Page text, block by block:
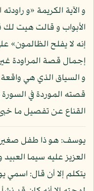
و الآية الكريمة «و
الأبواب و قالت هيت لك
إنه لا يفلح الظالمون»
إجمال قصة المراودة غير
و السياق الذي هي
قصته الموردة في
القناع عن تفصيل ما
يوسف: هو ذا طفل صغير
العزيز عليه سيما
يتكلم إلا أن قال: